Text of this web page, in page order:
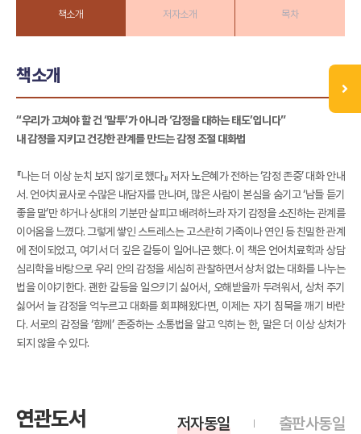
책소개 저자소개 목차
책소개
“우리가 고쳐야 할 건 ‘말투’가 아니라 ‘감정을 대하는 태도’입니다”
내 감정을 지키고 건강한 관계를 만드는 감정 조절 대화법
『나는 더 이상 눈치 보지 않기로 했다』 저자 노은혜가 전하는 ‘감정 존중’ 대화 안내
서. 언어치료사로 수많은 내담자를 만나며, 많은 사람이 본심을 숨기고 ‘남들 듣기
좋을 말’만 하거나 상대의 기분만 살피고 배려하느라 자기 감정을 소진하는 관계를
이어옴을 느꼈다. 그렇게 쌓인 스트레스는 고스란히 가족이나 연인 등 친밀한 관계
에 전이되었고, 여기서 더 깊은 갈등이 일어나곤 했다. 이 책은 언어치료학과 상담
심리학을 바탕으로 우리 안의 감정을 세심히 관찰하면서 상처 없는 대화를 나누는
법을 이야기한다. 괜한 갈등을 일으키기 싫어서, 오해받을까 두려워서, 상처 주기
싫어서 늘 감정을 억누르고 대화를 회피해왔다면, 이제는 자기 침묵을 깨기 바란
다. 서로의 감정을 ‘함께’ 존중하는 소통법을 알고 익히는 한, 말은 더 이상 상처가
되지 않을 수 있다.
연관도서 출판사동일
저자동일